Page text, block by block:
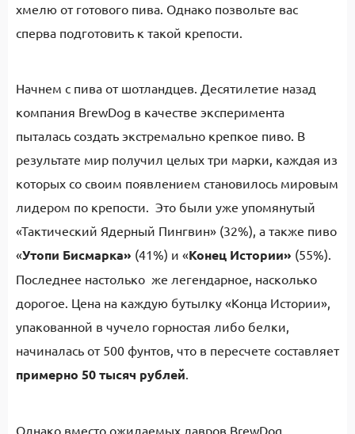
хмелю от готового пива. Однако позвольте вас
сперва подготовить к такой крепости.
Начнем с пива от шотландцев. Десятилетие назад
компания BrewDog в качестве эксперимента
пыталась создать экстремально крепкое пиво. В
результате мир получил целых три марки, каждая из
которых со своим появлением становилось мировым
лидером по крепости. Это были уже упомянутый
«Тактический Ядерный Пингвин» (32%), а также пиво
«Утопи Бисмарка» (41%) и «Конец Истории» (55%).
Последнее настолько же легендарное, насколько
дорогое. Цена на каждую бутылку «Конца Истории»,
упакованной в чучело горностая либо белки,
начиналась от 500 фунтов, что в пересчете составляет
примерно 50 тысяч рублей.
Однако вместо ожидаемых лавров BrewDog